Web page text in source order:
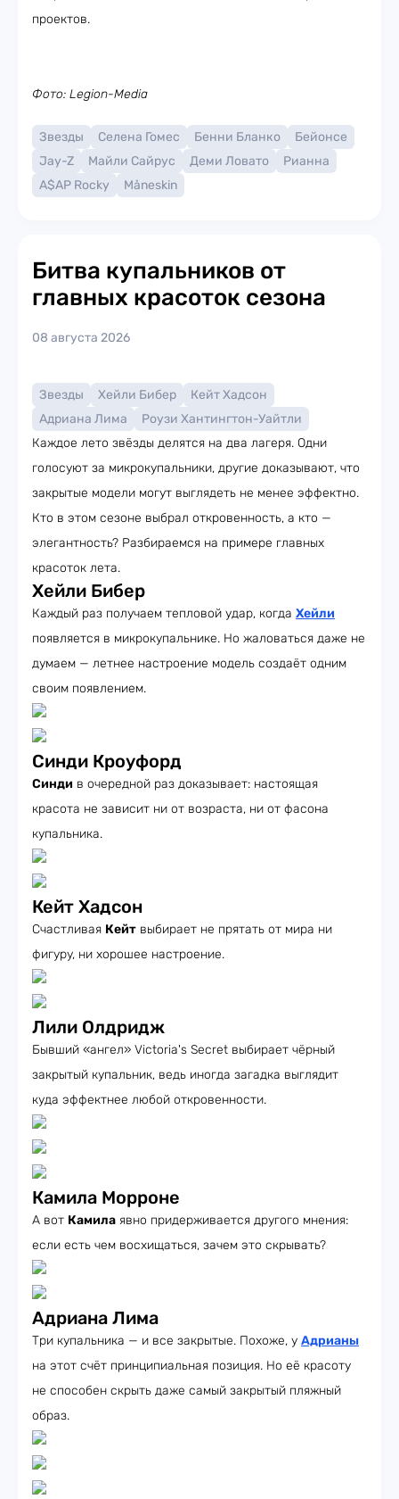
проектов.
Фото: Legion-Media
Звезды Селена Гомес Бенни Бланко
Бейонсе
Jay-Z
Майли Сайрус Деми Ловато
Рианна
A$AP Rocky
Måneskin
Битва купальников от
главных красоток сезона
08 августа 2026
Звезды Хейли Бибер
Кейт Хадсон
Адриана Лима
Роузи Хантингтон-Уайтли
Каждое лето звёзды делятся на два лагеря. Одни
голосуют за микрокупальники, другие доказывают, что
закрытые модели могут выглядеть не менее эффектно.
Кто в этом сезоне выбрал откровенность, а кто —
элегантность? Разбираемся на примере главных
красоток лета.
Хейли Бибер
Каждый раз получаем тепловой удар, когда Хейли
появляется в микрокупальнике. Но жаловаться даже не
думаем — летнее настроение модель создаёт одним
своим появлением.
Синди Кроуфорд
Синди в очередной раз доказывает: настоящая
красота не зависит ни от возраста, ни от фасона
купальника.
Кейт Хадсон
Счастливая Кейт выбирает не прятать от мира ни
фигуру, ни хорошее настроение.
Лили Олдридж
Бывший «ангел» Victoria's Secret выбирает чёрный
закрытый купальник, ведь иногда загадка выглядит
куда эффектнее любой откровенности.
Камила Морроне
А вот Камила явно придерживается другого мнения:
если есть чем восхищаться, зачем это скрывать?
Адриана Лима
Три купальника — и все закрытые. Похоже, у Адрианы
на этот счёт принципиальная позиция. Но её красоту
не способен скрыть даже самый закрытый пляжный
образ.